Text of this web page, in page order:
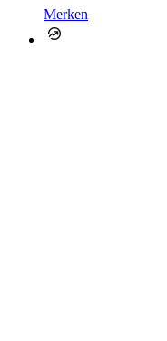
Merken